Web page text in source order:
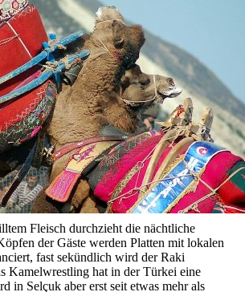
Fleisch durchzieht die nächtliche
der Gäste werden Platten mit lokalen
fast sekündlich wird der Raki
Kamelwrestling hat in der Türkei eine
in Selçuk aber erst seit etwas mehr als